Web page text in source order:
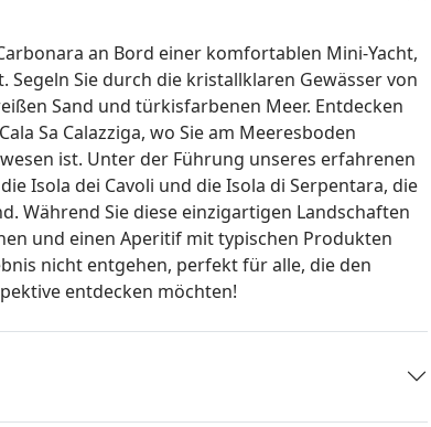
an Bord einer komfortablen Mini-Yacht,
Segeln Sie durch die kristallklaren Gewässer von
Sand und türkisfarbenen Meer. Entdecken
Sa Calazziga, wo Sie am Meeresboden
ist. Unter der Führung unseres erfahrenen
Isola dei Cavoli und die Isola di Serpentara, die
Während Sie diese einzigartigen Landschaften
und einen Aperitif mit typischen Produkten
nicht entgehen, perfekt für alle, die den
entdecken möchten!